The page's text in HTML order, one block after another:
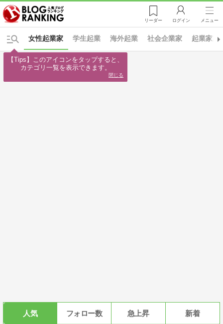
リーダー ログイン メニュー
女性起業家 学生起業 海外起業 社会企業家 起業家志
人気 フォロー数 急上昇 新着
【Tips】このアイコンをタップすると、
カテゴリ一覧を表示できます。
閉じる